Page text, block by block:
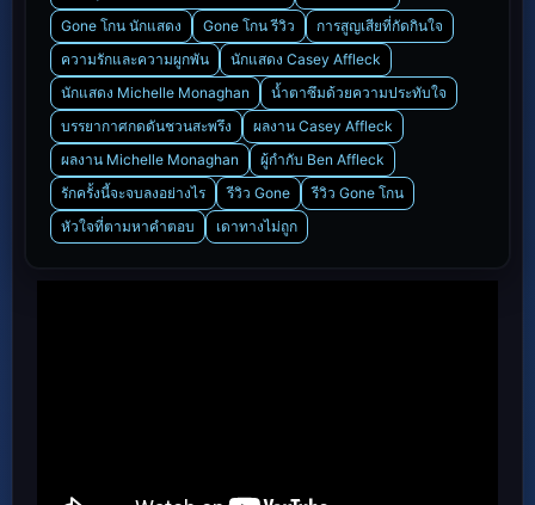
Gone โกน นักแสดง
Gone โกน รีวิว
การสูญเสียที่กัดกินใจ
ความรักและความผูกพัน
นักแสดง Casey Affleck
นักแสดง Michelle Monaghan
น้ำตาซึมด้วยความประทับใจ
บรรยากาศกดดันชวนสะพรึง
ผลงาน Casey Affleck
ผลงาน Michelle Monaghan
ผู้กำกับ Ben Affleck
รักครั้งนี้จะจบลงอย่างไร
รีวิว Gone
รีวิว Gone โกน
หัวใจที่ตามหาคำตอบ
เดาทางไม่ถูก